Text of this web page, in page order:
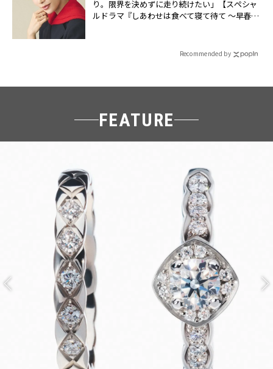
り。限界を決めずに走り続けたい」【スペシャ
ルドラマ『しあわせは食べて寝て待て ～早春の
Recommended by
FEATURE